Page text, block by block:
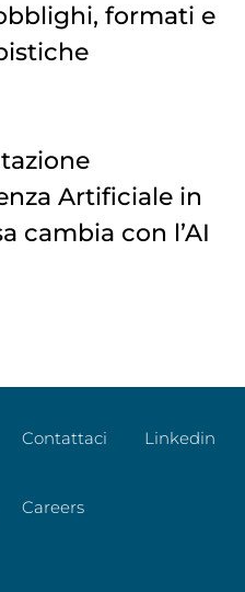
formati e
Artificiale in
cambia con l’AI
Contattaci
Careers
Linkedin